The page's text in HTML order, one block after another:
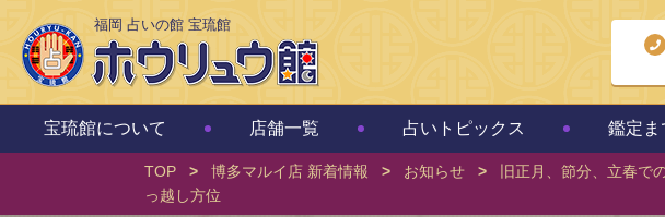
福岡 占いの館 宝琉館
宝琉館について 店舗一覧 占いトピックス 鑑定ま
TOP > 博多マルイ店 新着情報 > お知らせ >
旧正月、節分、立春で
っ越し方位